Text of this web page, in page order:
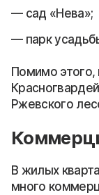
сад «Нева»;
парк
Помимо этого,
Ржевского
В жилых
много